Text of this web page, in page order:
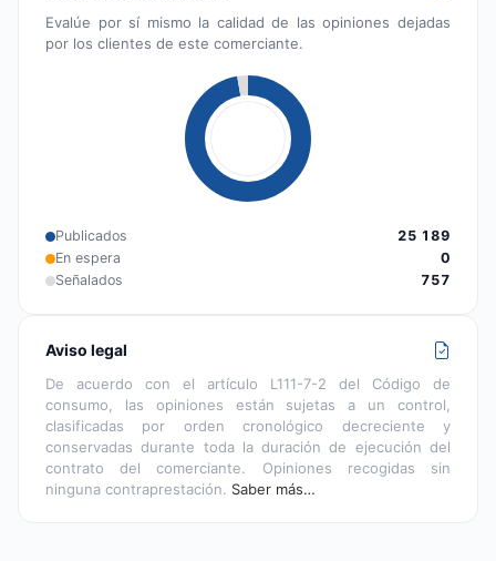
Evalúe por sí mismo la calidad de las opiniones dejadas
por los clientes de este comerciante.
Publicados
25 189
En espera
0
Señalados
757
Aviso legal
De acuerdo con el artículo L111-7-2 del Código de
consumo, las opiniones están sujetas a un control,
clasificadas por orden cronológico decreciente y
conservadas durante toda la duración de ejecución del
contrato del comerciante. Opiniones recogidas sin
ninguna contraprestación. Saber más…